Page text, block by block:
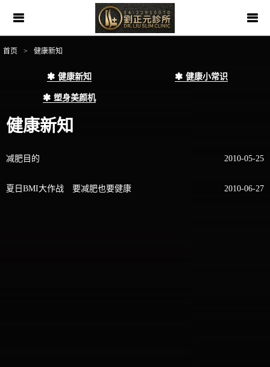
首页 > 健康新知
健康新知 健康小常识
塑身美颜机
健康新知
减肥目的 2010-05-25
夏日BMI大作战 要减肥也要健康 2010-06-27